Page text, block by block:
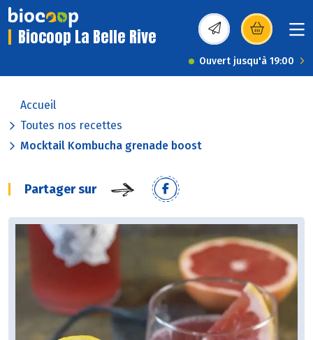
Biocoop La Belle Rive (s’ouvre dans une
Ouvert jusqu'à 19:00
Accueil
Toutes nos recettes
Mocktail Kombucha grenade boost
Partager sur